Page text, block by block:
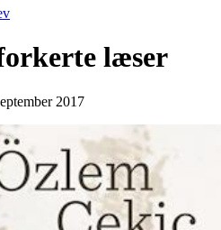
læser
2017